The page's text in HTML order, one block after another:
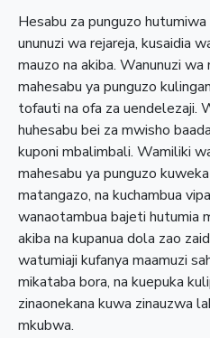
Hesabu za punguzo
ununuzi wa rejareja, kusaidia
mauzo na akiba. Wanunuzi
mahesabu ya punguzo
tofauti na ofa za uendelezaji.
huhesabu bei za mwisho
kuponi mbalimbali. Wamiliki
mahesabu ya punguzo
matangazo, na kuchambua
wanaotambua bajeti hutumia
akiba na kupanua dola zao
watumiaji kufanya maamuzi
mikataba bora, na kuepuka
zinaonekana kuwa zinauzwa
mkubwa.